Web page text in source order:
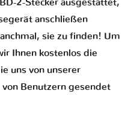
2-Stecker ausgestattet,
anschließen
sie zu finden! Um
Ihnen kostenlos die
uns von unserer
Benutzern gesendet